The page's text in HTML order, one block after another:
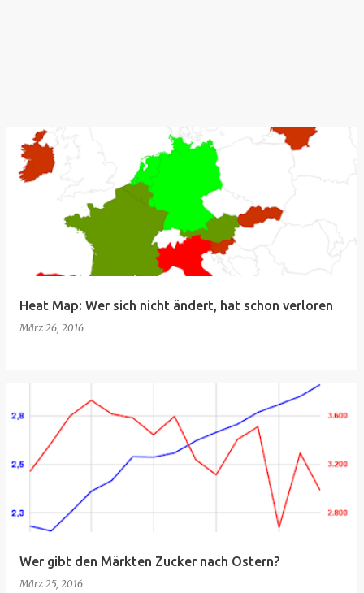
Heat Map: Wer sich nicht ändert, hat schon verloren
März 26, 2016
Wer gibt den Märkten Zucker nach Ostern?
März 25, 2016